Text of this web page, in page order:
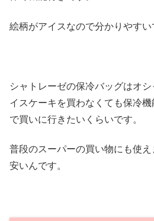
絵柄がアイスなので分かりやすい
シャトレーゼの保冷バッグはオ
イスケーキを買わなくても保冷
で買いに行きたいくらいです。
普段のスーパーの買い物にも使
安いんです。